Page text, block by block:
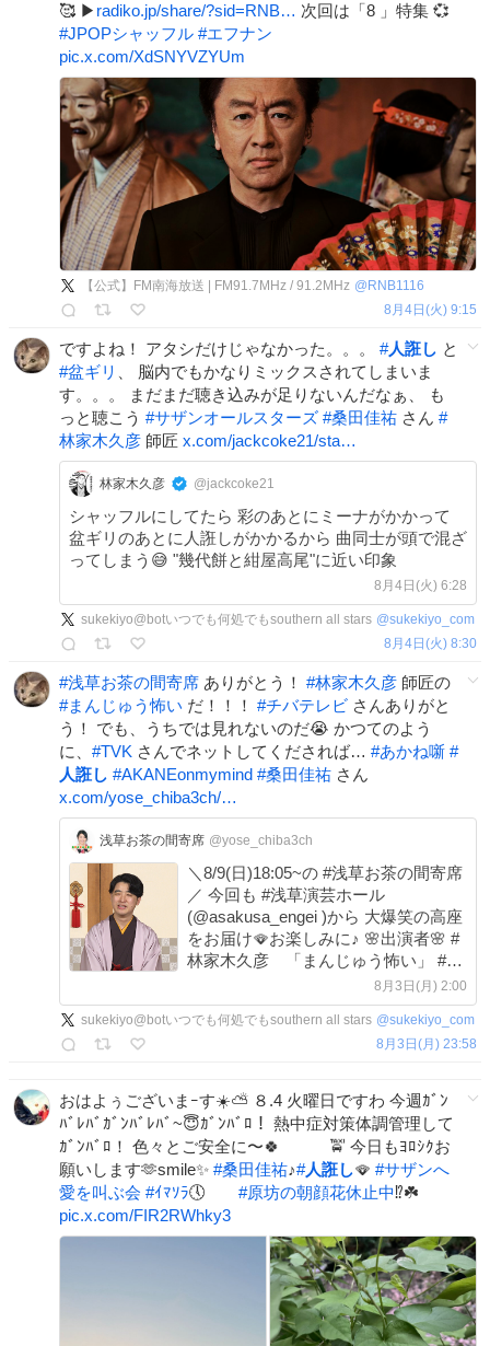
🥰 ▶ radiko.jp/share/?sid=RNB… 次回は「8 」特集 💞
#JPOPシャッフル #エフナン
pic.x.com/XdSNYVZYUm
【公式】FM南海放送 | FM91.7MHz / 91.2MHz @ RNB1116
8月4日(火) 9:15
ですよね！ アタシだけじゃなかった。。。 #人誑し と
#盆ギリ
、 脳内でもかなりミックスされてしまいま
す。。。 まだまだ聴き込みが足りないんだなぁ、 も
っと聴こう #サザンオールスターズ #桑田佳祐 さん #
林家木久彦 師匠 x.com/jackcoke21/sta…
林家木久彦 @jackcoke21
シャッフルにしてたら 彩のあとにミーナがかかって
盆ギリのあとに人誑しがかかるから 曲同士が頭で混ざ
ってしまう😅 "幾代餅と紺屋高尾"に近い印象
8月4日(火) 6:28
sukekiyo@botいつでも何処でもsouthern all stars @sukekiyo_com
8月4日(火) 8:30
#浅草お茶の間寄席 ありがとう！ #林家木久彦 師匠の
#まんじゅう怖い だ！！！ #チバテレビ さんありがと
う！ でも、うちでは見れないのだ😭 かつてのよう
に、 #TVK さんでネットしてくだされば… #あかね噺 #
人誑し #AKANEonmymind #桑田佳祐 さん
x.com/yose_chiba3ch/…
浅草お茶の間寄席 @yose_chiba3ch
＼8/9(日)18:05~の #浅草お茶の間寄席
／ 今回も #浅草演芸ホール
(@asakusa_engei )から 大爆笑の高座
をお届け🪭お楽しみに♪ 🌸出演者🌸 #
林家木久彦 「まんじゅう怖い」 #桂
夏丸 「四宿の屁」 #チバテレ
8月3日(月) 2:00
sukekiyo@botいつでも何処でもsouthern all stars @sukekiyo_com
8月3日(月) 23:58
おはよぅございまｰす☀️⛅️ ８.4 火曜日ですわ 今週ｶﾞﾝ
ﾊﾞﾚﾊﾞｶﾞﾝﾊﾞﾚﾊﾞ~😇ｶﾞﾝﾊﾞﾛ！ 熱中症対策体調管理して
ｶﾞﾝﾊﾞﾛ！ 色々とご安全に〜🍀 🚖 今日もﾖﾛｼｸお
願いします🫶smile✨ #桑田佳祐♪#人誑し🪭 #サザンへ
愛を叫ぶ会 #ｲﾏｿﾗ🕔 #原坊の朝顔花休止中⁉︎☘️
pic.x.com/FIR2RWhky3